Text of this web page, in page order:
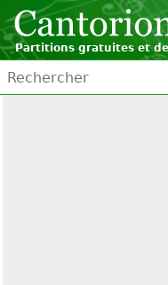
Partitions gratuites et